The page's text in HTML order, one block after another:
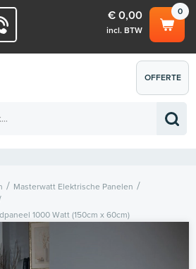
0
€ 0,00
incl. BTW
(incl. BTW) € 0,00
OFFERTE
AANVRAGEN
Masterwatt Elektrische Panelen
1000 Watt (150cm x 60cm)